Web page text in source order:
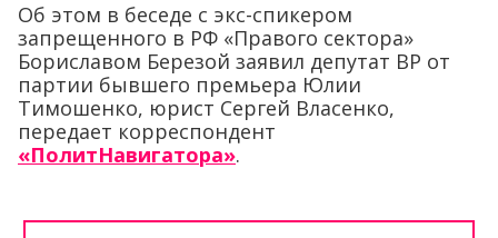
Об этом в беседе с экс-спикером
запрещенного в РФ «Правого сектора»
Бориславом Березой заявил депутат ВР от
партии бывшего премьера Юлии
Тимошенко, юрист Сергей Власенко,
передает корреспондент
«ПолитНавигатора».